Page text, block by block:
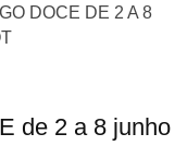
DOCE DE 2 A 8
de 2 a 8 junho